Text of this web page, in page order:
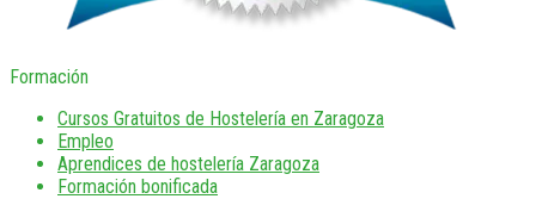
Formación
Cursos Gratuitos de Hostelería en Zaragoza
Empleo
Aprendices de hostelería Zaragoza
Formación bonificada